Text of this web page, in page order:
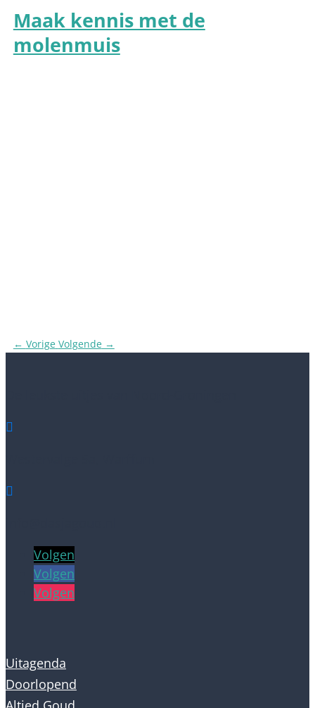
Maak kennis met de
molenmuis
← Vorige Volgende→


Volgen
Volgen
Volgen
Uitagenda
Doorlopend